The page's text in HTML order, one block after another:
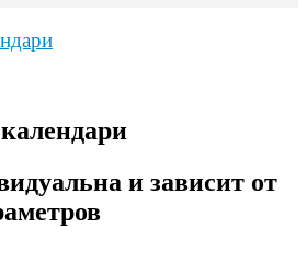
и зависит от